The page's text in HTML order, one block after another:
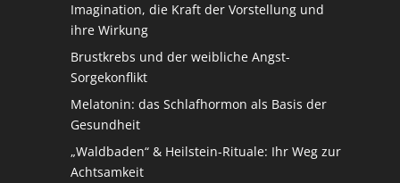
Imagination, die Kraft der Vorstellung und
ihre Wirkung
Brustkrebs und der weibliche Angst-
Sorgekonflikt
Melatonin: das Schlafhormon als Basis der
Gesundheit
„Waldbaden“ & Heilstein-Rituale: Ihr Weg zur
Achtsamkeit